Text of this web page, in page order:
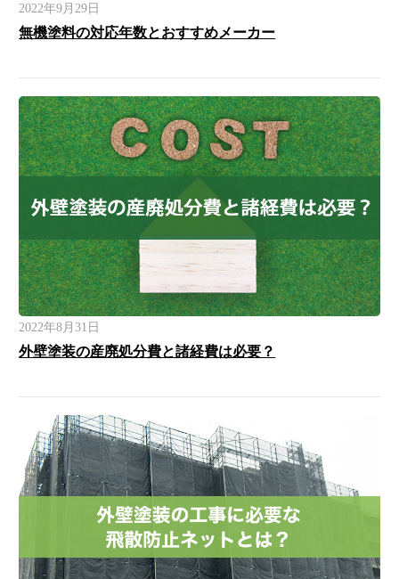
2022年9月29日
無機塗料の対応年数とおすすめメーカー
2022年8月31日
外壁塗装の産廃処分費と諸経費は必要？